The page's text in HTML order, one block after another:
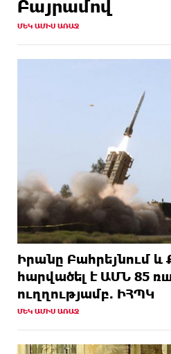
Բայրամով
ՄԵԿ ԱՄԻՍ ԱՌԱՋ
Իրանը Բահրեյնում և
hարվածել է ԱՄՆ 85
ուղղությամբ. ԻՀՊԿ
ՄԵԿ ԱՄԻՍ ԱՌԱՋ